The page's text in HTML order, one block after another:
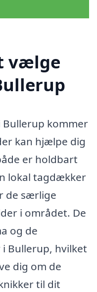
vælge
kommer
kan hjælpe dig
er holdbart
lokal tagdækker
de særlige
i området. De
og de
Bullerup, hvilket
dig om de
til dit